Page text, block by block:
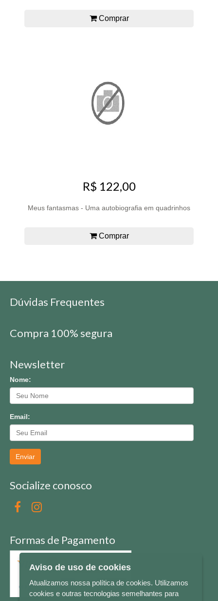
Comprar
R$ 122,00
Meus fantasmas - Uma autobiografia em quadrinhos
Comprar
Dúvidas Frequentes
Compra 100% segura
Newsletter
Nome:
Email:
Enviar
Socialize conosco
Formas de Pagamento
Aviso de uso de cookies
Atualizamos nossa política de cookies. Utilizamos
cookies e outras tecnologias semelhantes para